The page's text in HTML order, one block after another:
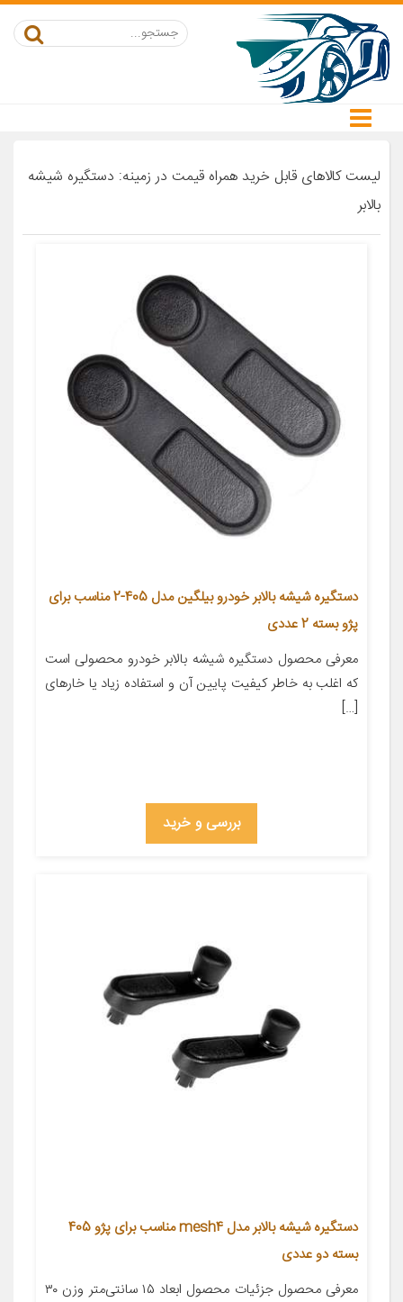
لیست کالاهای قابل خرید همراه قیمت در زمینه: دستگیره شیشه
بالابر
دستگیره شیشه بالابر خودرو بیلگین مدل 405-2 مناسب برای
پژو بسته 2 عددی
معرفی محصول دستگیره شیشه بالابر خودرو محصولی است
که اغلب به خاطر کیفیت پایین آن و استفاده زیاد یا خارهای
[…]
بررسی و خرید
دستگیره شیشه بالابر مدل mesh4 مناسب برای پژو 405
بسته دو عددی
معرفی محصول جزئیات محصول ابعاد ۱۵ سانتی‌متر وزن ۳۰